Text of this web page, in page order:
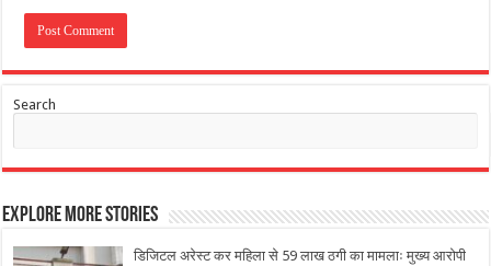
Search
Explore More Stories
डिजिटल अरेस्ट कर महिला से 59 लाख ठगी का मामलाः मुख्य आरोपी